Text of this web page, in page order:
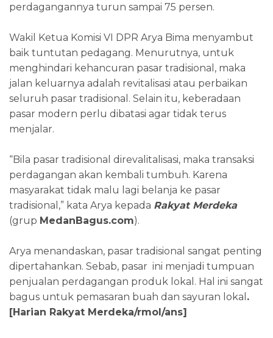
perdagangannya turun sampai 75 persen.
Wakil Ketua Komisi VI DPR Arya Bima menyambut
baik tuntutan pedagang. Menurutnya, untuk
menghindari kehancuran pasar tradisional, maka
jalan keluarnya adalah revitalisasi atau perbaikan
seluruh pasar tradisional. Selain itu, keberadaan
pasar modern perlu dibatasi agar tidak terus
menjalar.
“Bila pasar tradisional direvalitalisasi, maka transaksi
perdagangan akan kembali tumbuh. Karena
masyarakat tidak malu lagi belanja ke pasar
tradisional,” kata Arya kepada Rakyat Merdeka
(grup MedanBagus.com).
Arya menandaskan, pasar tradisional sangat penting
dipertahankan. Sebab, pasar ini menjadi tumpuan
penjualan perdagangan produk lokal. Hal ini sangat
bagus untuk pemasaran buah dan sayuran lokal .
[Harian Rakyat Merdeka/rmol/ans]